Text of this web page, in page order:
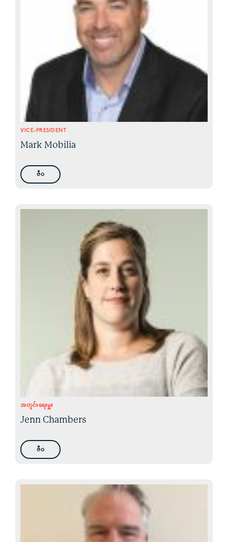
VICE-PRESIDENT
Mark Mobilia
ဇီဝ
အတွင်းရေးမှူး
Jenn Chambers
ဇီဝ